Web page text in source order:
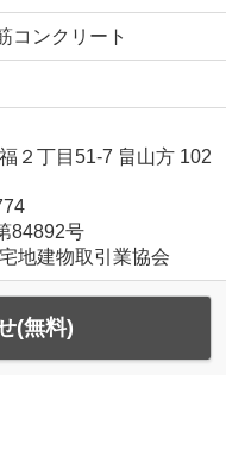
コンクリート
２丁目51-7 畠山方 102
84892号
地建物取引業協会
(無料)